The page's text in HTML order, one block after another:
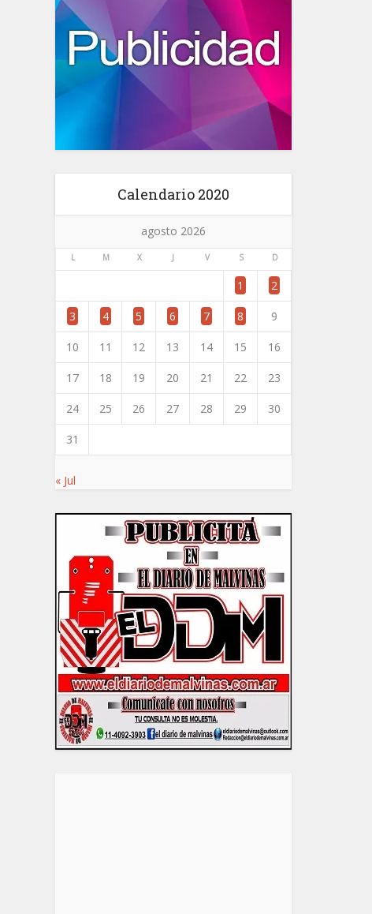
Calendario 2020
agosto 2026
L M X J V S D
1 2
3 4 5 6 7 8 9
10 11 12 13 14 15 16
17 18 19 20 21 22 23
24 25 26 27 28 29 30
31
« Jul